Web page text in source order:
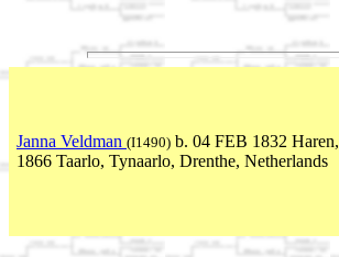
Janna Veldman (I1490) b. 04 FEB 1832
1866 Taarlo, Tynaarlo, Drenthe, Netherlands